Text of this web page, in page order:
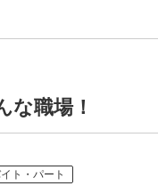
な職場！
ト・パート